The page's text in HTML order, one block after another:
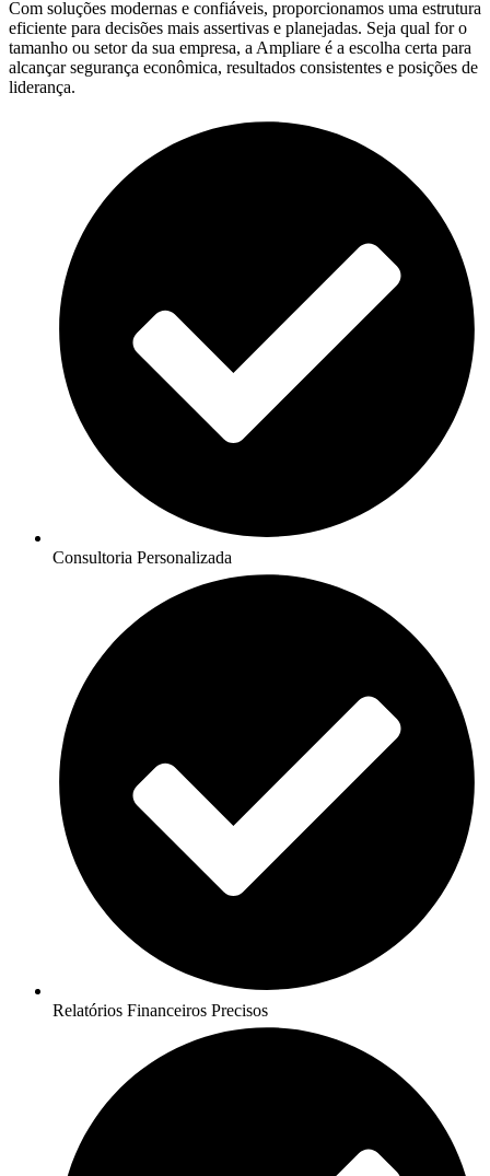
Com soluções modernas e confiáveis, proporcionamos uma estrutura
eficiente para decisões mais assertivas e planejadas. Seja qual for o
tamanho ou setor da sua empresa, a Ampliare é a escolha certa para
alcançar segurança econômica, resultados consistentes e posições de
liderança.
Consultoria Personalizada
Relatórios Financeiros Precisos